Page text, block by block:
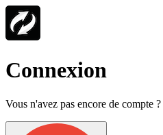
Connexion
Vous n'avez pas encore de compte ?